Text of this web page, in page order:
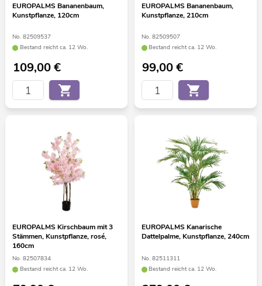
EUROPALMS Bananenbaum,
Kunstpflanze, 120cm
No. 82509537
Bestand reicht ca. 12 Wo.
109,00€
EUROPALMS Bananenbaum,
Kunstpflanze, 210cm
No. 82509507
Bestand reicht ca. 12 Wo.
99,00€
EUROPALMS Kirschbaum mit 3
Stämmen, Kunstpflanze, rosé,
160cm
No. 82507834
Bestand reicht ca. 12 Wo.
EUROPALMS Kanarische
Dattelpalme, Kunstpflanze, 240cm
No. 82511311
Bestand reicht ca. 12 Wo.